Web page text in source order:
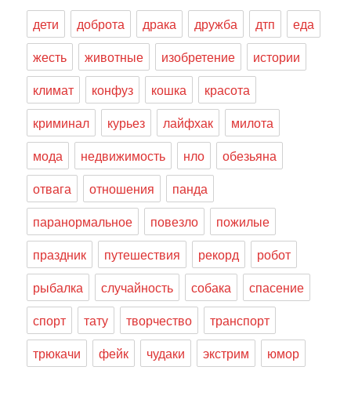
дети доброта драка дружба дтп
еда
жесть
животные изобретение
истории
климат
конфуз кошка
красота
криминал
курьез лайфхак
милота
мода
недвижимость нло
обезьяна
отвага
отношения
панда
паранормальное
повезло
пожилые
праздник
путешествия рекорд
робот
рыбалка
случайность собака
спасение
спорт
тату творчество
транспорт
трюкачи
фейк чудаки экстрим юмор